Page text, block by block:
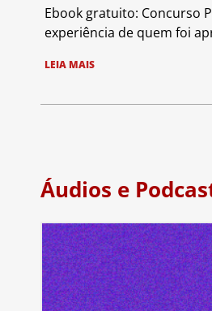
Ebook gratuito: Concurso
experiência de quem foi
LEIA MAIS
Áudios e